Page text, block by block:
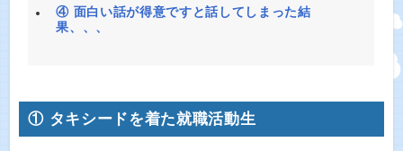
④ 面白い話が得意ですと話してしまった結
果、、、
① タキシードを着た就職活動生